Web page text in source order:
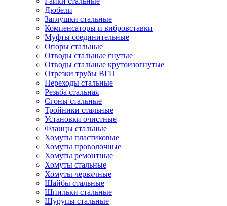
Дюбели
Заглушки стальные
Компенсаторы и вибровставки
Муфты соединительные
Опоры стальные
Отводы стальные гнутые
Отводы стальные крутоизогнутые
Отрезки трубы ВГП
Переходы стальные
Резьба стальная
Сгоны стальные
Тройники стальные
Установки очистные
Фланцы стальные
Хомуты пластиковые
Хомуты проволочные
Хомуты ремонтные
Хомуты стальные
Хомуты червячные
Шайбы стальные
Шпильки стальные
Шурупы стальные